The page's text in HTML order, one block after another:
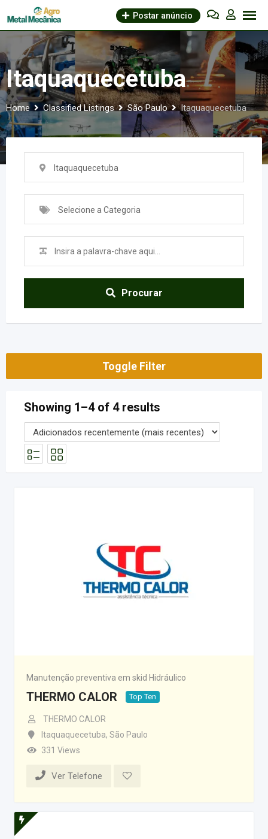
to
Postar anúncio
Itaquaquecetuba
Home Classified Listings São Paulo Itaquaquecetuba
Itaquaquecetuba
Selecione a Categoria
Procurar
Toggle Filter
Showing 1–4 of 4 results
Manutenção preventiva em skid Hidráulico
THERMO CALOR Top Ten
THERMO CALOR
Itaquaquecetuba, São Paulo
331 Views
Ver Telefone